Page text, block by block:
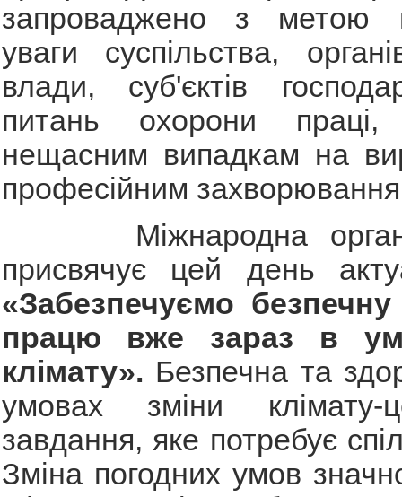
запроваджено з метою
уваги суспільства,
влади, суб'єктів
питань охорони праці,
нещасним випадкам на
професійним
Міжнародна
присвячує цей день
«Забезпечуємо
працю вже зараз в
клімату». Безпечна та
умовах зміни
завдання, яке потребує
Зміна погодних умов